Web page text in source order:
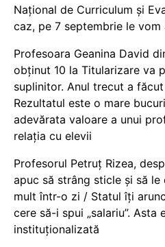
Național de Curriculum și
caz, pe 7 septembrie le
Profesoara Geanina David
obținut 10 la Titularizare va
suplinitor. Anul trecut a
Rezultatul este o mare
adevărata valoare a unui
relația cu elevii
Profesorul Petruț Rizea,
apuc să strâng sticle și să le
mult într-o zi / Statul îți
cere să-i spui „salariu”. Asta
instituționalizată